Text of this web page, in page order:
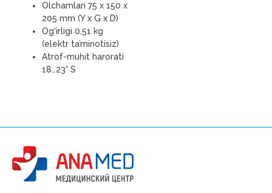
Olchamlari 75 x 150 x
205 mm (Y x G x D)
Og‘irligi 0,51 kg
(elektr ta’minotisiz)
Atrof-muhit harorati
18…23° S